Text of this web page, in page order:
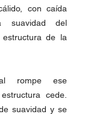
con caída
suavidad del
de la
rompe ese
cede.
suavidad y se